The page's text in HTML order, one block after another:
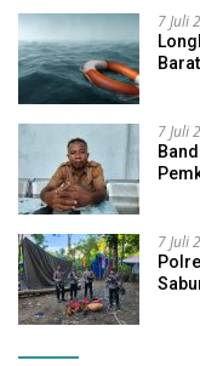
7 Juli
7 Juli
7 Juli